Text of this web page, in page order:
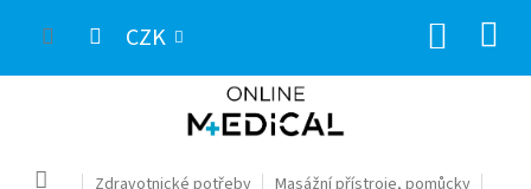
CZK
Domů Zdravotnické potřeby
Masážní přístroje, pomůcky